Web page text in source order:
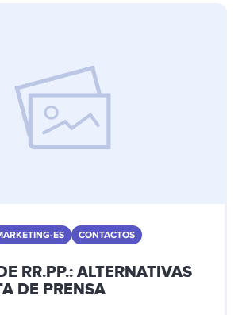
ES CONTACTOS
RR.PP.: ALTERNATIVAS
DE PRENSA